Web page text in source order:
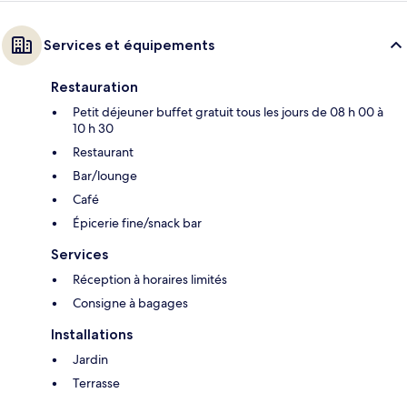
Services et équipements
Restauration
Petit déjeuner buffet gratuit tous les jours de 08 h 00 à
10 h 30
Restaurant
Bar/lounge
Café
Épicerie fine/snack bar
Services
Réception à horaires limités
Consigne à bagages
Installations
Jardin
Terrasse